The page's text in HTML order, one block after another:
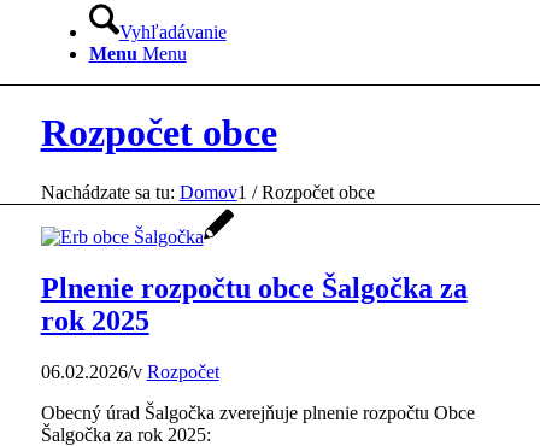
Vyhľadávanie
Menu Menu
Rozpočet obce
Nachádzate sa tu: Domov1 / Rozpočet obce
Plnenie rozpočtu obce Šalgočka za
rok 2025
06.02.2026/v Rozpočet
Obecný úrad Šalgočka zverejňuje plnenie rozpočtu Obce
Šalgočka za rok 2025: